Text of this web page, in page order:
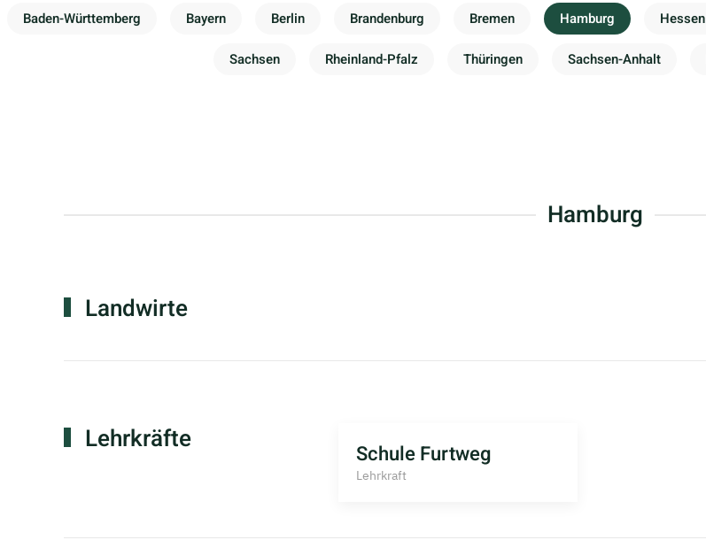
Baden-Württemberg Bayern Berlin Brandenburg Bremen Hamburg Hessen
Sachsen Rheinland-Pfalz Thüringen Sachsen-Anhalt
Hamburg
Landwirte
Lehrkräfte Schule Furtweg
Lehrkraft